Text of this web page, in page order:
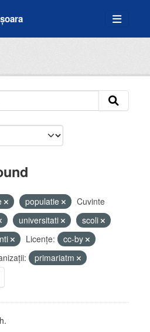
populatie
Cuvinte
universitati
scoli
Licenţe:
cc-by
primariatm